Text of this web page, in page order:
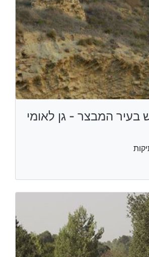
בעיר המבצר - גן לאומי